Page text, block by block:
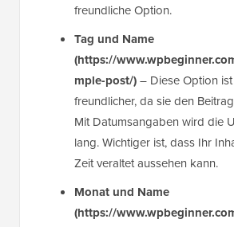
freundliche Option.
Tag und Name
(https://
mple-post/)– Diese Option
freundlicher, da sie den
Mit Datumsangaben wird die
lang. Wichtiger ist, dass Ihr
Zeit veraltet aussehen kann.
Monat und Name
(https://